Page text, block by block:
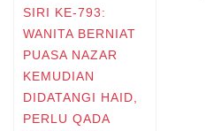
SIRI KE-793:
WANITA BERNIAT
PUASA NAZAR
KEMUDIAN
DIDATANGI HAID,
PERLU QADA